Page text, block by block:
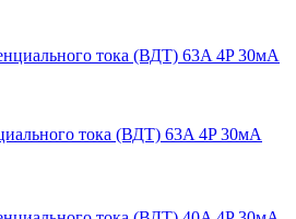
тока (ВДТ) 63A 4P 30мА